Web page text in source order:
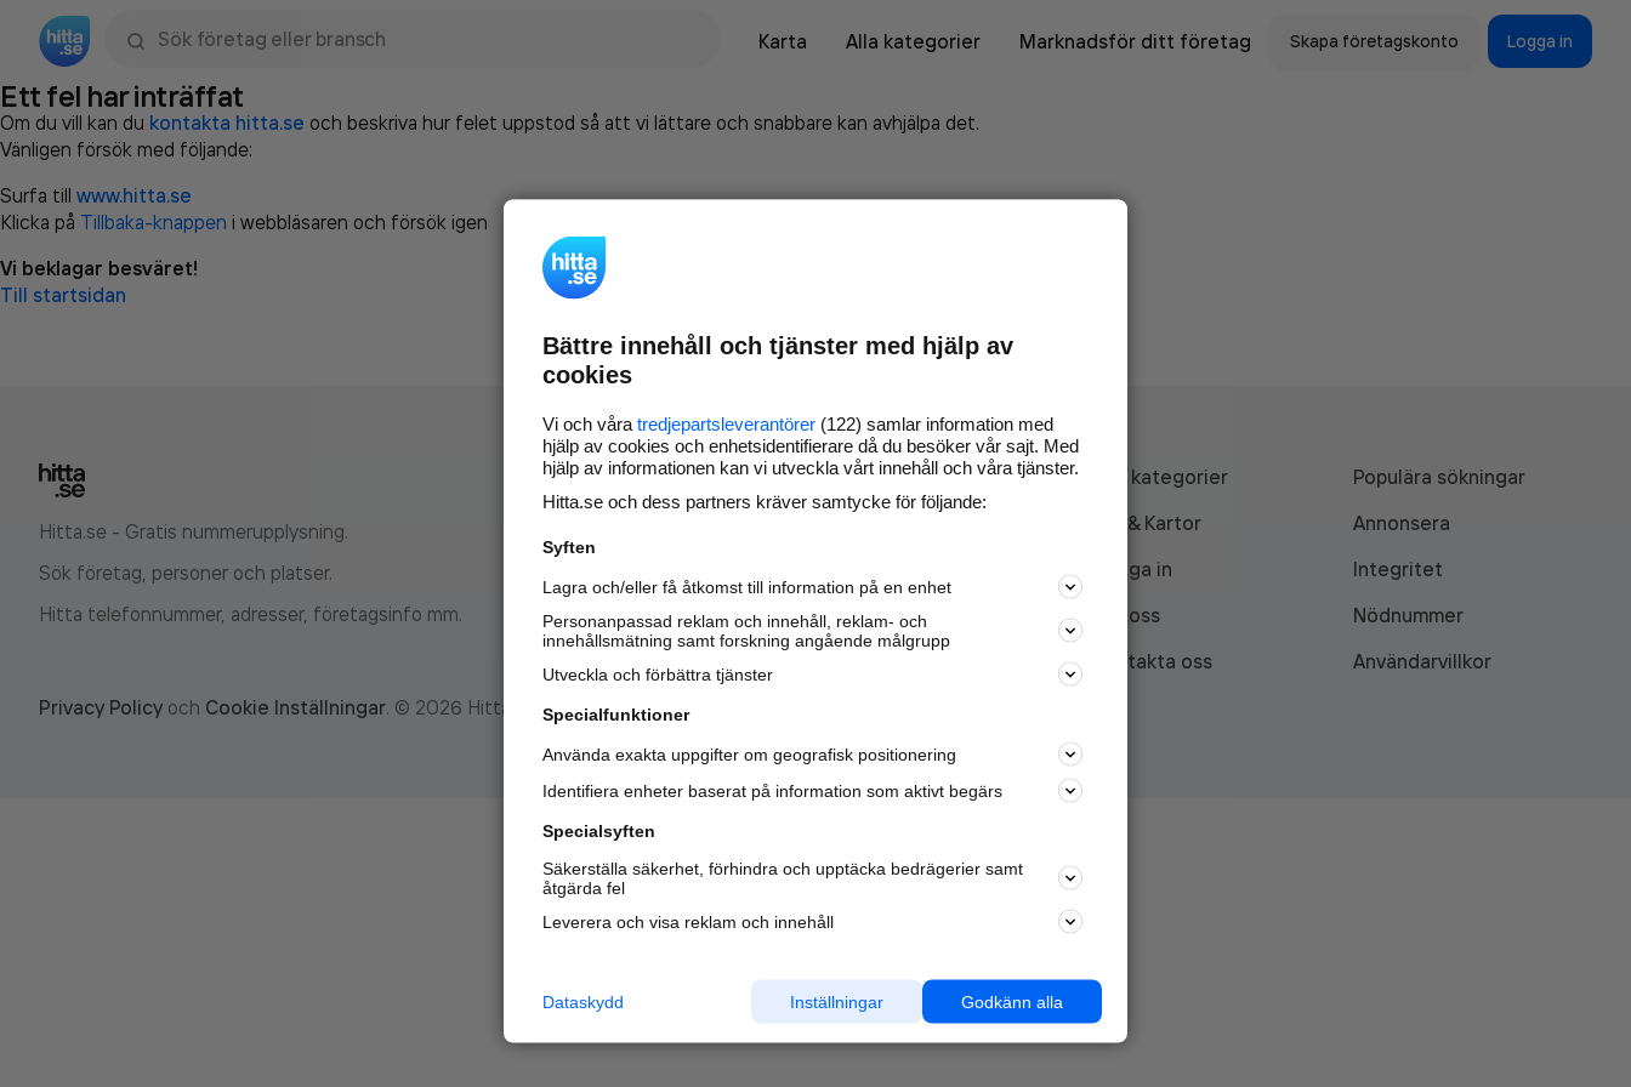
Karta
Alla kategorier Marknadsför ditt företag Skapa företagskonto Logga in
Ett fel har inträffat
Om du vill kan du kontakta hitta.se och beskriva hur felet uppstod så att vi lättare och snabbare kan avhjälpa det.
Vänligen försök med följande:
Surfa till www.hitta.se
Klicka på Tillbaka-knappen i webbläsaren och försök igen
Vi beklagar besväret!
Till startsidan
Hitta.se - Gratis nummerupplysning.
Sök företag, personer och platser.
Hitta telefonnummer, adresser, företagsinfo mm.
Marknadsför företaget på
nya kunder och
samarbetspartners nära dig.
Läs mer här
Alla kategorier
Populära sökningar
API & Kartor
Annonsera
Logga in
Integritet
Om oss
Nödnummer
Kontakta oss
Användarvillkor
Privacy Policy och Cookie Inställningar. © 2026 Hitta.se
Bättre innehåll och tjänster med hjälp av
cookies
Vi och våra tredjepartsleverantörer (122) samlar information med
hjälp av cookies och enhetsidentifierare då du besöker vår sajt. Med
hjälp av informationen kan vi utveckla vårt innehåll och våra tjänster.
Hitta.se och dess partners kräver samtycke för följande:
Syften
Lagra och/eller få åtkomst till information på en enhet
Personanpassad reklam och innehåll, reklam- och
innehållsmätning samt forskning angående målgrupp
Utveckla och förbättra tjänster
Specialfunktioner
Använda exakta uppgifter om geografisk positionering
Identifiera enheter baserat på information som aktivt begärs
Specialsyften
Säkerställa säkerhet, förhindra och upptäcka bedrägerier samt
åtgärda fel
Leverera och visa reklam och innehåll
Godkänn alla
Inställningar
Dataskydd